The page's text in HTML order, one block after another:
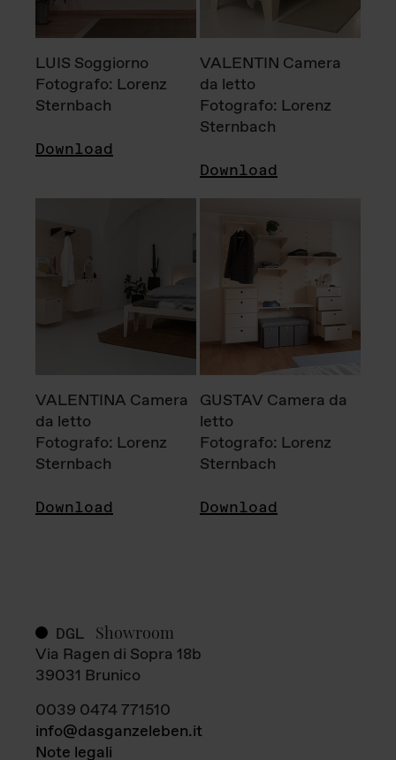
LUIS Soggiorno
Fotografo: Lorenz
Sternbach
Download
VALENTIN Camera
da letto
Fotografo: Lorenz
Sternbach
Download
VALENTINA Camera
da letto
Fotografo: Lorenz
Sternbach
Download
GUSTAV Camera da
letto
Fotografo: Lorenz
Sternbach
Download
DGL Showroom
Via Ragen di Sopra 18b
39031 Brunico
0039 0474 771510
info@dasganzeleben.it
Note legali